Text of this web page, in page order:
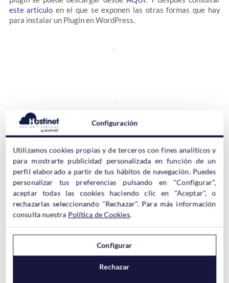
este artículo en el que se exponen las otras formas que hay
para instalar un Plugin en WordPress.
El Regalo Perfecto para el Día de San
Valentin:
Hosting WordPress
De nada sirve hablar del plugin Valentine’s Day Hearts si no se
dispone de una página web con WordPress donde activarlo.
día tan especial para ti y tu pareja le puedas regalar un Hosting
WordPress con un descuento adicional
Configuración
Utilizamos cookies propias y de terceros con fines analíticos y
para mostrarte publicidad personalizada en función de un
perfil elaborado a partir de tus hábitos de navegación. Puedes
personalizar tus preferencias pulsando en "Configurar",
aceptar todas las cookies haciendo clic en "Aceptar", o
rechazarlas seleccionando "Rechazar". Para más información
consulta nuestra Política de Cookies.
Configurar
Rechazar